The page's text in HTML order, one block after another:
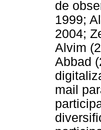
de
1999;
2004;
Alvim
Abbad
mail